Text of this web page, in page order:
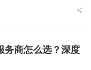
务商怎么选？深度